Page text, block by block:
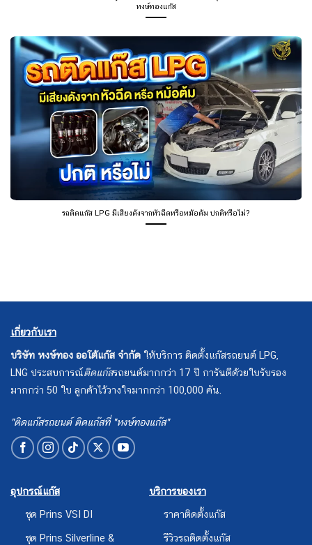
หงษ์ทองแก๊ส
รถติดแก๊ส LPG มีเสียงดังจากหัวฉีดหรือหม้อต้ม ปกติหรือไม่?
เกี่ยวกับเรา
บริษัท หงษ์ทอง ออโต้แก๊ส จำกัด ให้บริการ ติดตั้งแก๊สรถยนต์ LPG,
LNG ประสบการณ์ติดแก๊สรถยนต์มากกว่า 17 ปี การันตีด้วยใบรับรอง
มากกว่า 50 ใบ ลูกค้าไว้วางใจมากกว่า 100,000 คัน.
"ติดแก๊สรถยนต์ ติดแก๊สที่ "หงษ์ทองแก๊ส"
อุปกรณ์แก๊ส
ชุด Prins VSI DI
ชุด Prins Silverline &
บริการของเรา
ราคาติดตั้งแก๊ส
รีวิวรถติดตั้งแก๊ส